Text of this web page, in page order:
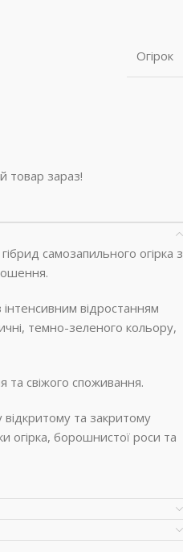
Огірок
товар зараз!
самозапильного огірка з
відростанням
темно-зеленого кольору,
свіжого споживання.
та закритому
огірка, борошнистої роси та